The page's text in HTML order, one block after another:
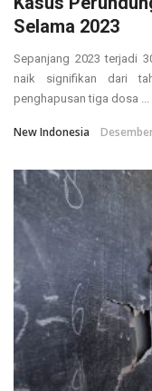
Selama 2023
Sepanjang 2023 terjadi
naik signifikan dari
penghapusan tiga dosa ...
New Indonesia